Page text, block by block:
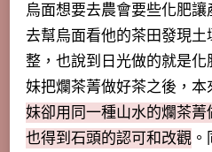
烏面想要去農會要些化肥
去幫烏面看他的茶田發現
整，也說到日光做的就是
妹把爛茶菁做好茶之後，本
妹卻用同一種山水的爛茶菁
也得到石頭的認可和改觀